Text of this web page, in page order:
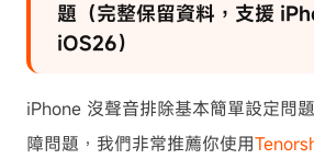
題（完整保留資料，支援
iOS26）
iPhone 沒聲音排除基本簡單設定問
障問題，我們非常推薦你使用